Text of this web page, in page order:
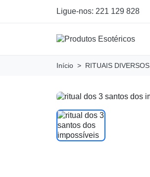
Ligue-nos: 221 129 828
Início RITUAIS DIVERSOS